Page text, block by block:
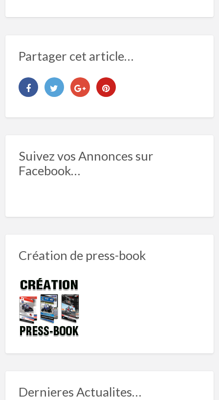
Partager cet article…
Suivez vos Annonces sur
Facebook…
Création de press-book
Dernieres Actualites…